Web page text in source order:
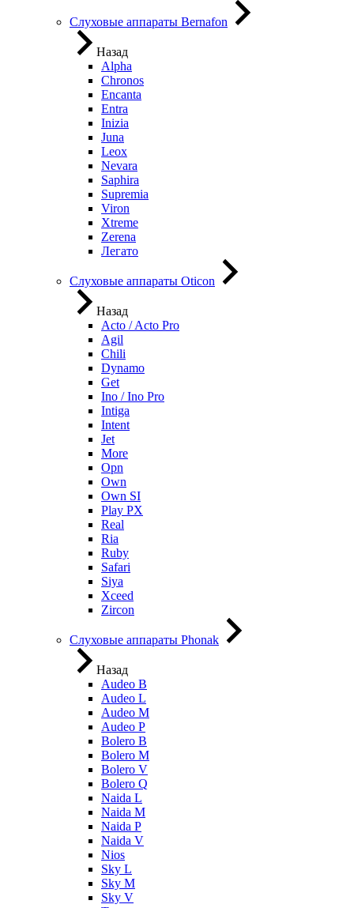
Слуховые аппараты Bernafon
Назад
Alpha
Chronos
Encanta
Entra
Inizia
Juna
Leox
Nevara
Saphira
Supremia
Viron
Xtreme
Zerena
Легато
Слуховые аппараты Oticon
Назад
Acto / Acto Pro
Agil
Chili
Dynamo
Get
Ino / Ino Pro
Intiga
Intent
Jet
More
Opn
Own
Own SI
Play PX
Real
Ria
Ruby
Safari
Siya
Xceed
Zircon
Слуховые аппараты Phonak
Назад
Audeo B
Audeo L
Audeo М
Audeo P
Bolero B
Bolero M
Bolero V
Bolero Q
Naida L
Naida M
Naida P
Naida V
Nios
Sky L
Sky M
Sky V